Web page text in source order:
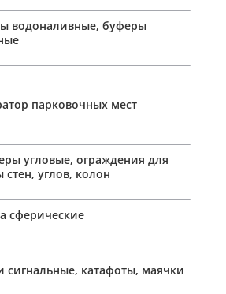
водоналивные, буферы
парковочных мест
угловые, ограждения для
углов, колон
сферические
сигнальные, катафоты, маячки